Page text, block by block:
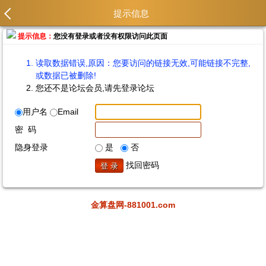
提示信息
提示信息：您没有登录或者没有权限访问此页面
读取数据错误,原因：您要访问的链接无效,可能链接不完整,
或数据已被删除!
您还不是论坛会员,请先登录论坛
用户名
Email
密 码
隐身登录
是
否
找回密码
金算盘网-881001.com